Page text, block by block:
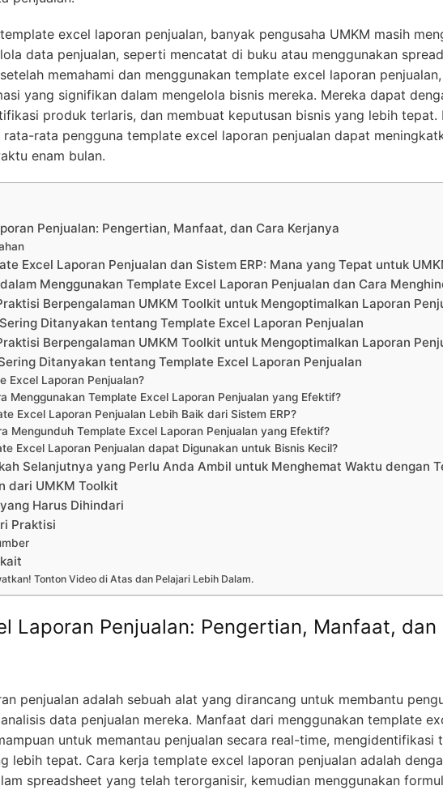
excel laporan penjualan, banyak pengusaha UMKM masih
data penjualan, seperti mencatat di buku atau menggunakan
memahami dan menggunakan template excel laporan
yang signifikan dalam mengelola bisnis mereka. Mereka dapat
produk terlaris, dan membuat keputusan bisnis yang lebih tepat.
rata pengguna template excel laporan penjualan dapat
enam bulan.
Penjualan: Pengertian, Manfaat, dan Cara Kerjanya
Excel Laporan Penjualan dan Sistem ERP: Mana yang Tepat untuk
Menggunakan Template Excel Laporan Penjualan dan Cara
Berpengalaman UMKM Toolkit untuk Mengoptimalkan Laporan
Ditanyakan tentang Template Excel Laporan Penjualan
Berpengalaman UMKM Toolkit untuk Mengoptimalkan Laporan
Ditanyakan tentang Template Excel Laporan Penjualan
Excel Laporan Penjualan?
Menggunakan Template Excel Laporan Penjualan yang Efektif?
Excel Laporan Penjualan Lebih Baik dari Sistem ERP?
Mengunduh Template Excel Laporan Penjualan yang Efektif?
Excel Laporan Penjualan dapat Digunakan untuk Bisnis Kecil?
Selanjutnya yang Perlu Anda Ambil untuk Menghemat Waktu dengan
dari UMKM Toolkit
Harus Dihindari
Praktisi
Tonton Video di Atas dan Pelajari Lebih Dalam.
Laporan Penjualan: Pengertian, Manfaat, dan
penjualan adalah sebuah alat yang dirancang untuk membantu
data penjualan mereka. Manfaat dari menggunakan template
untuk memantau penjualan secara real-time, mengidentifikasi
lebih tepat. Cara kerja template excel laporan penjualan adalah
spreadsheet yang telah terorganisir, kemudian menggunakan